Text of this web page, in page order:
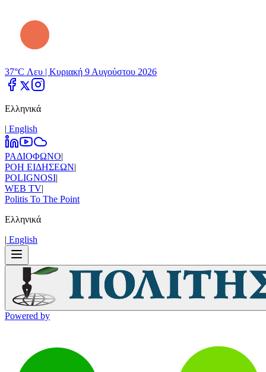
37°C Λευ | Κυριακή 9 Αυγούστου 2026
Ελληνικά
| Εnglish
ΡΑΔΙΟΦΩΝΟ|
ΡΟΗ ΕΙΔΗΣΕΩΝ|
POLIGNOSI|
WEB TV|
Politis To The Point
Ελληνικά
| Εnglish
Powered by